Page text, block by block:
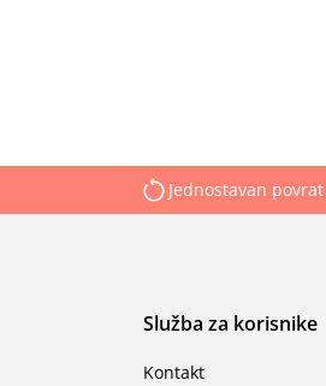
Jednostavan povrat
Služba za korisnike
Kontakt